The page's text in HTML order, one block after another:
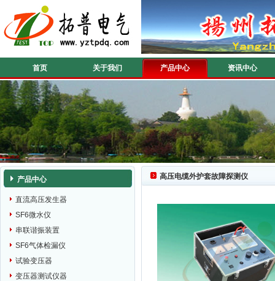
首页 关于我们 产品中心 资讯中心
产品中心
直流高压发生器
SF6微水仪
串联谐振装置
SF6气体检漏仪
试验变压器
变压器测试仪器
高压电缆外护套故障探测仪